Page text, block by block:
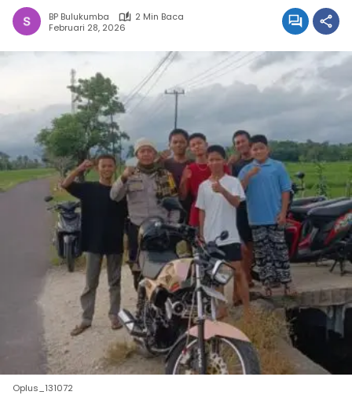
BP Bulukumba
2 Min Baca
Februari 28, 2026
Oplus_131072